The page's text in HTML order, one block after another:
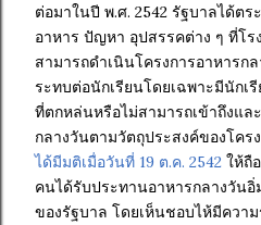
ต่อมาในปี พ.ศ. 2542 รัฐบาลได้ต
อาหาร ปัญหา อุปสรรคต่าง ๆ ที่โร
สามารถดำเนินโครงการอาหารก
ระทบต่อนักเรียนโดยเฉพาะมีนัก
ที่ตกหล่นหรือไม่สามารถเข้าถึงแล
กลางวันตามวัตถุประสงค์ของโคร
ได้มีมติเมื่อวันที่ 19 ต.ค. 2542 ให้ถื
คนได้รับประทานอาหารกลางวัน
ของรัฐบาล โดยเห็นชอบไห้มีควา